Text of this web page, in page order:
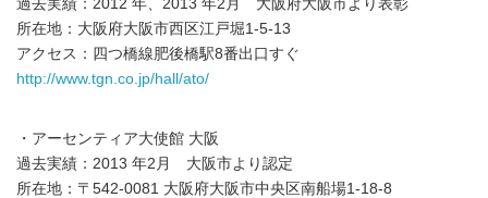
過去実績：2012 年、2013 年2月 大阪府大阪市より表彰
所在地：大阪府大阪市西区江戸堀1-5-13
アクセス：四つ橋線肥後橋駅8番出口すぐ
http://www.tgn.co.jp/hall/ato/
・アーセンティア大使館 大阪
過去実績：2013 年2月 大阪市より認定
所在地：〒542-0081 大阪府大阪市中央区南船場1-18-8